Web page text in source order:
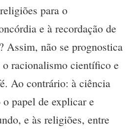
para o
e à recordação de
Assim, não se prognostica
o racionalismo científico e
Ao contrário: à ciência
o papel de explicar e
e às religiões, entre